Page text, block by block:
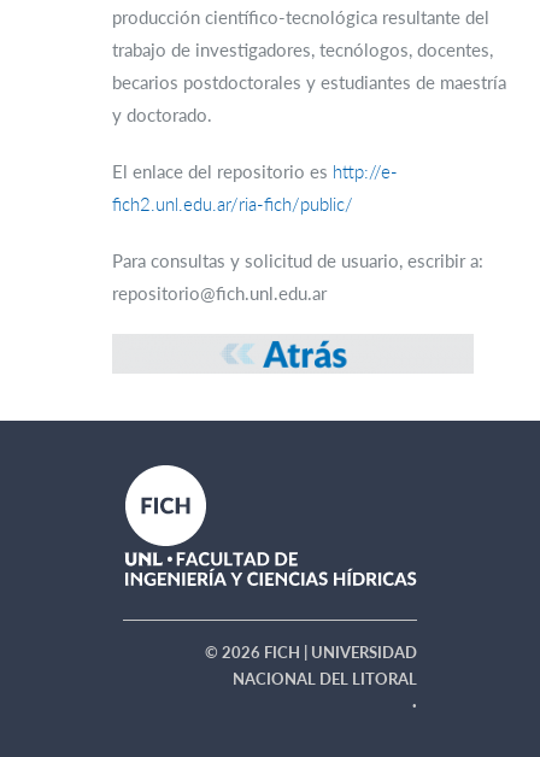
producción científico-tecnológica resultante del
trabajo de investigadores, tecnólogos, docentes,
becarios postdoctorales y estudiantes de maestría
y doctorado.
El enlace del repositorio es http://e-
fich2.unl.edu.ar/ria-fich/public/
Para consultas y solicitud de usuario, escribir a:
repositorio@fich.unl.edu.ar
© 2026 FICH | UNIVERSIDAD
NACIONAL DEL LITORAL
·